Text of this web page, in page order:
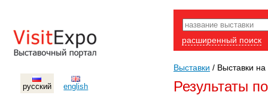
русский english
расширенный поиск
Выставки / Выставки на
Результаты